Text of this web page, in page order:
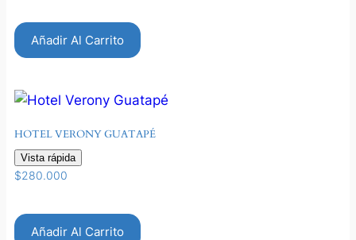
Añadir Al Carrito
HOTEL VERONY GUATAPÉ
Vista rápida
$280.000
Añadir Al Carrito